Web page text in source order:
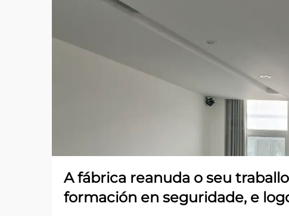
A fábrica reanuda o seu
formación en seguridade, e